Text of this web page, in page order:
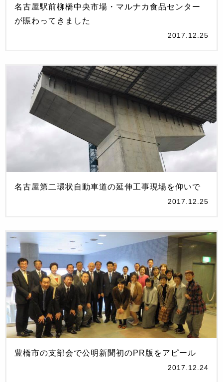
名古屋駅前柳橋中央市場・マルナカ食品センター
が賑わってきました
2017.12.25
名古屋第二環状自動車道の延伸工事現場を仰いで
2017.12.25
豊橋市の支部会で公明新聞初のPR版をアピール
2017.12.24